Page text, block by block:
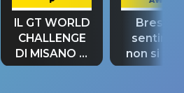
IL GT WORLD
CHALLENGE
DI MISANO si
riconferma
Bresh:
non si
fino alla